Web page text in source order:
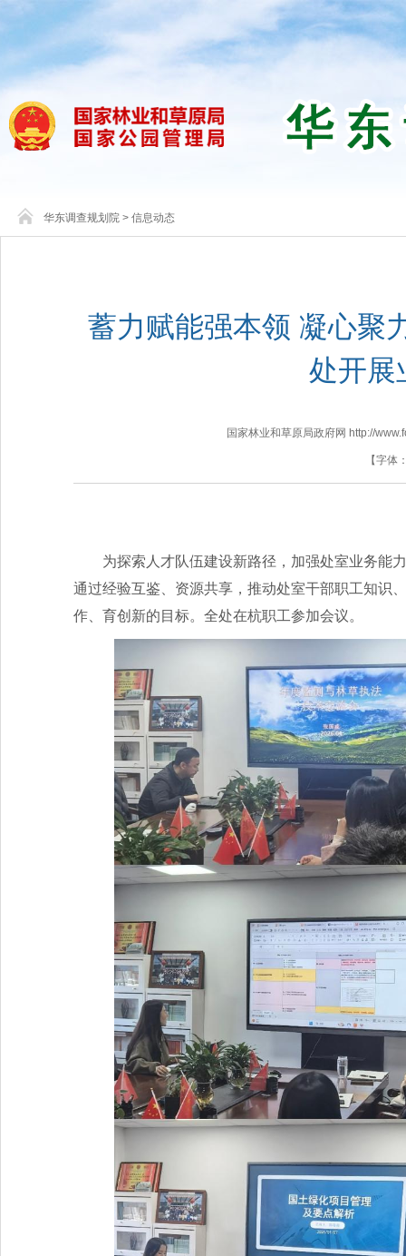
华东调查规划院 > 信息动态
蓄力赋能强本领 凝心
处开展
国家林业和草原局政府网 http://
【字体
为探索人才队伍建设新路径，加强处室业务能
通过经验互鉴、资源共享，推动处室干部职工知识
作、育创新的目标。全处在杭职工参加会议。